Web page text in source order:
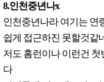
8.인천중년나x
인천중년나라 여기는 연
쉽게 접근하진 못할것같
저도 홈런이나 이런건
다